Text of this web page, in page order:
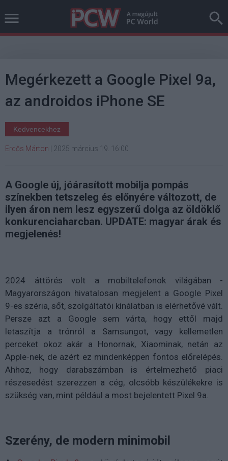
Megérkezett a Google Pixel 9a,
az androidos iPhone SE
Kedvencekhez
Erdős Márton 2025 március 19. 16:00
A Google új, jóárasított mobilja pompás
színekben tetszeleg és előnyére változott, de
ilyen áron nem lesz egyszerű dolga az öldöklő
konkurenciaharcban. UPDATE: magyar árak és
megjelenés!
2024 áttörés volt a mobiltelefonok világában -
Magyarországon hivatalosan megjelent a Google Pixel
9-es széria, sőt, szolgáltatói kínálatban is elérhetővé vált.
Persze azt a Google sem várta, hogy ettől majd
letaszítja a trónról a Samsungot, vagy kellemetlen
perceket okoz akár a Honornak, Xiaominak, netán az
Apple-nek, de azért ez mindenképpen fontos előrelépés.
Ahhoz, hogy darabszámban is értelmezhető piaci
részesedést szerezzen a cég, olcsóbb készülékekre is
szükség van, mint például a most bejelentett Pixel 9a.
Szerény, de modern minimobil